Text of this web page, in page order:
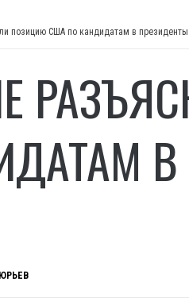
позицию США по кандидатам в